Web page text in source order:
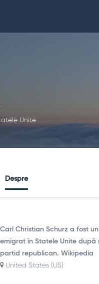
Unite
Despre
Carl Christian Schurz a fost
emigrat în Statele Unite după
partid republican. Wikipedia
United States (US)